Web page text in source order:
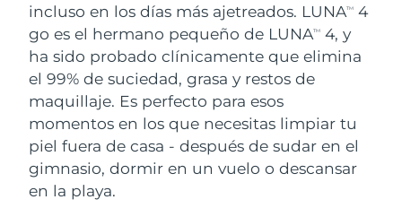
incluso en los días más ajetreados. LUNATM
4
go es el hermano pequeño de LUNATM
4, y
ha sido probado clínicamente que elimina
el 99% de suciedad, grasa y restos de
maquillaje. Es perfecto para esos
momentos en los que necesitas limpiar tu
piel fuera de casa - después de sudar en el
gimnasio, dormir en un vuelo o descansar
en la playa.
LUNA™ 4 Plus
LUNA™ 4 Men
For men, anti-aging massage
BEAR™ 2 go
Microcurrent toning on-the-go
BEAR™ 2 eyes & lips
Microcurrent line smoothing device
Hidratación
UFO™ 3 pack
Deep facial hydration
UFO™ 3 LED
Near-infrared and red light therapy
device
Cuidado bucal
issa™ 4
Hybrid silicone sonic toothbrush
issa™ 4 plus
Smart hybrid silicone sonic toothbrush
TRATAMIENTO ANTIEDAD FAQ™
Antiedad
NEW
Bosnia y Herzegovina Entrega prevista8/12/26
Brunéi Entrega prevista8/14/26
Bulgaria Entrega prevista
Canadá Entrega prevista 8/13/26
Chile